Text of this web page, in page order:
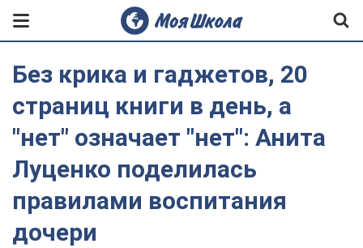
Без крика и гаджетов, 20
страниц книги в день, а
"нет" означает "нет": Анита
Луценко поделилась
правилами воспитания
дочери